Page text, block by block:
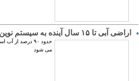
اراضی آبی تا ۱۵ سال آینده به سیستم نوین آبیاری مجهز می‌شوند
حدود ۹۰ درصد
می شود